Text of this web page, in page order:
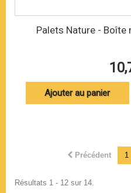
Palets Nature -
Ajouter au panier
Précédent 1
Résultats 1 - 12 sur 14.